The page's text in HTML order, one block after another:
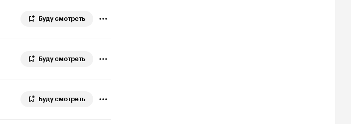
Буду смотреть
Буду смотреть
Буду смотреть